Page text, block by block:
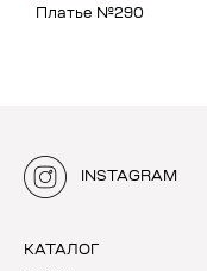
Платье №290
INSTAGRAM
КАТАЛОГ